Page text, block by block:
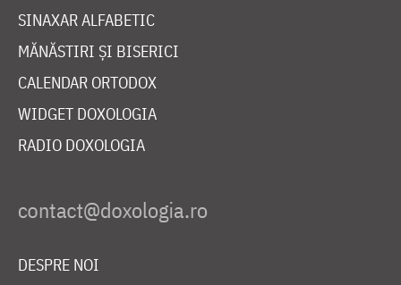
SINAXAR ALFABETIC
MĂNĂSTIRI ȘI BISERICI
CALENDAR ORTODOX
WIDGET DOXOLOGIA
RADIO DOXOLOGIA
DESPRE NOI